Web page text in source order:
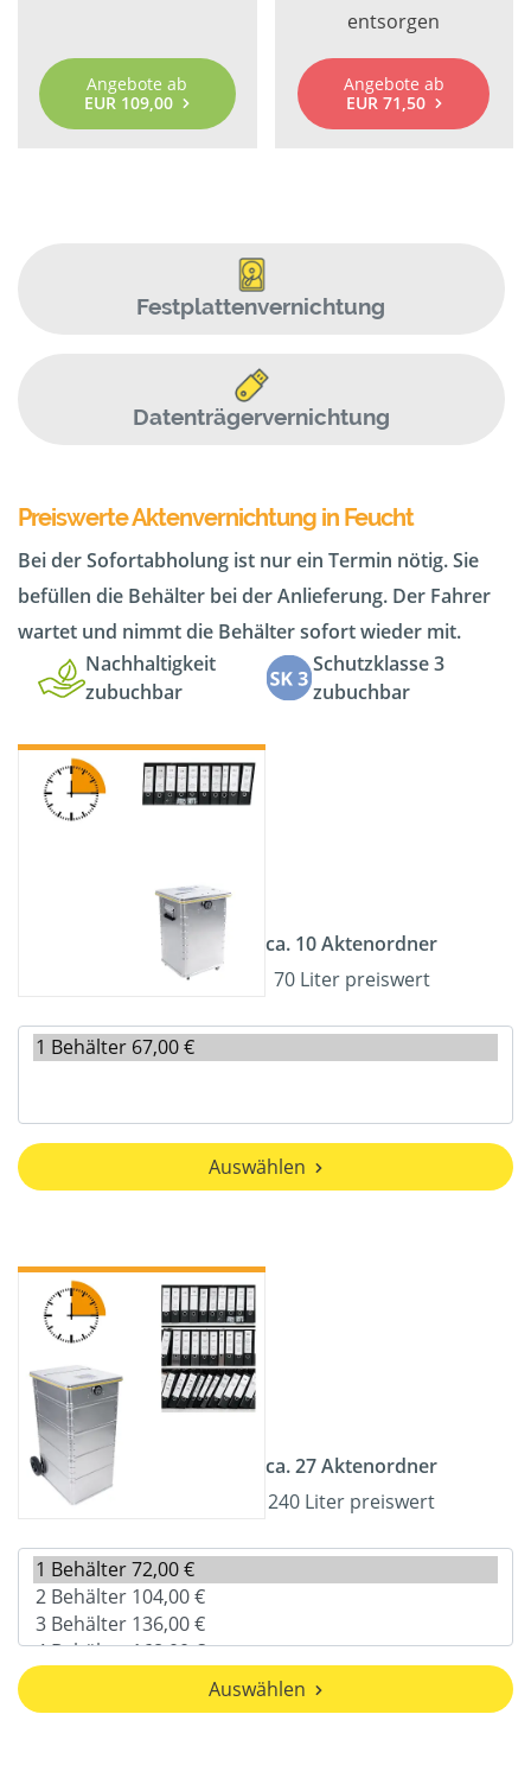
Angebote ab
EUR 109,00
entsorgen
Angebote ab
EUR 71,50
Festplattenvernichtung
Datenträgervernichtung
Preiswerte Aktenvernichtung in Feucht
Bei der Sofortabholung ist nur ein Termin nötig. Sie
befüllen die Behälter bei der Anlieferung. Der Fahrer
wartet und nimmt die Behälter sofort wieder mit.
Nachhaltigkeit
zubuchbar
Schutzklasse 3
zubuchbar
ca. 10 Aktenordner
70 Liter preiswert
Auswählen
ca. 27 Aktenordner
240 Liter preiswert
Auswählen